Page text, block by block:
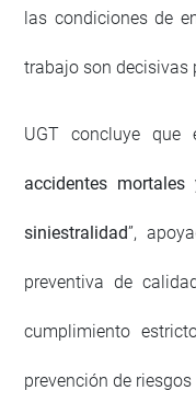
las condiciones de
trabajo son decisivas
UGT concluye que
accidentes
siniestralidad”,
preventiva de
cumplimiento
prevención de